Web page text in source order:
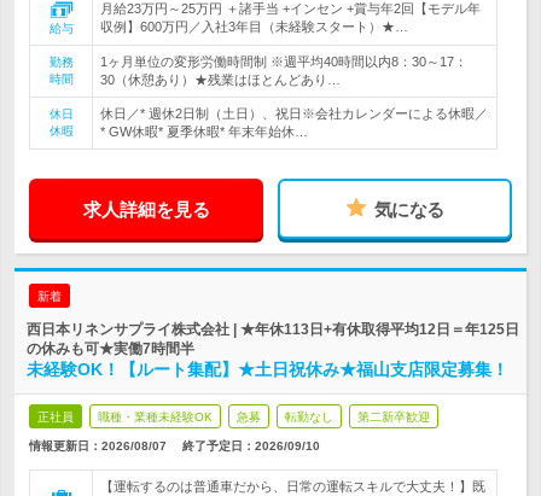
給与
月給23万円～25万円 ＋諸手当 +インセン +賞与年2回【モデル年
収例】600万円／入社3年目（未経験スタート）★…
勤務
時間
1ヶ月単位の変形労働時間制 ※週平均40時間以内8：30～17：
30（休憩あり）★残業はほとんどあり…
休日
休暇
休日／* 週休2日制（土日）、祝日※会社カレンダーによる休暇／
* GW休暇* 夏季休暇* 年末年始休…
求人詳細を見る 気になる
新着
西日本リネンサプライ株式会社 | ★年休113日+有休取得平均12日＝年125日
の休みも可★実働7時間半
未経験OK！【ルート集配】★土日祝休み★福山支店限定募集！
正社員 職種・業種未経験OK 急募 転勤なし 第二新卒歓迎
情報更新日：2026/08/07 終了予定日： 2026/09/10
【運転するのは普通車だから、日常の運転スキルで大丈夫！】既